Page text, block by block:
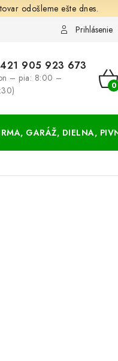
odošleme ešte dnes.
a dodacie podmienky
Prihlásenie
905 923 673
– pia: 8:00 –
GARÁŽ, DIELNA,